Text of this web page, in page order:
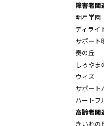
障害者関
明星学園
ディライ
サポート
奏の丘
しろやま
ウィズ
サポート
ハートフ
高齢者関
きいれの